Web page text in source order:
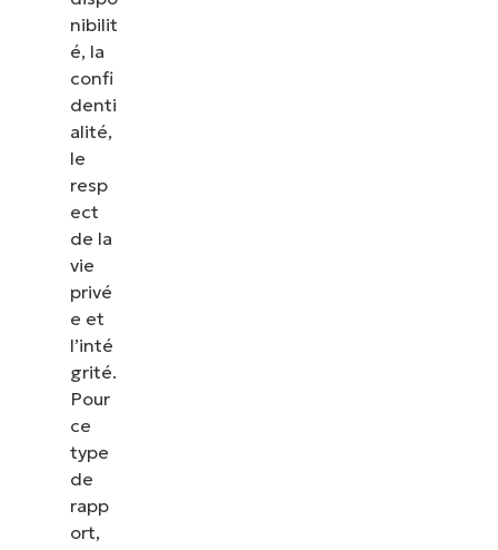
nibilit
é, la
confi
denti
alité,
le
resp
ect
de la
vie
privé
e et
l’inté
grité.
Pour
ce
type
de
rapp
ort,